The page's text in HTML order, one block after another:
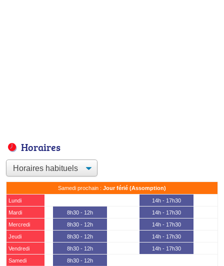
Horaires
Samedi prochain : Jour férié (Assomption)
Lundi
14h - 17h30
Mardi
8h30 - 12h
14h - 17h30
Mercredi
8h30 - 12h
14h - 17h30
Jeudi
8h30 - 12h
14h - 17h30
Vendredi
8h30 - 12h
14h - 17h30
Samedi
8h30 - 12h